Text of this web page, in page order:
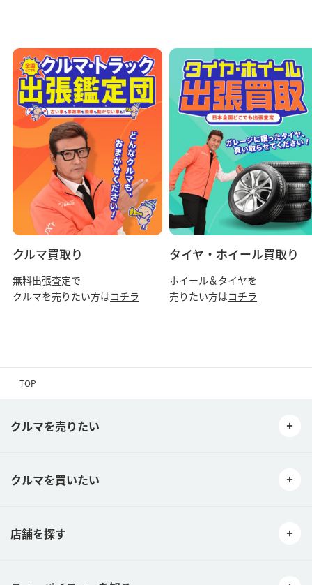
クルマ買取り
無料出張査定で
クルマを売りたい方はコチラ
タイヤ・ホイール買取り
ホイール＆タイヤを
売りたい方はコチラ
TOP
クルマを売りたい
クルマを買いたい
店舗を探す